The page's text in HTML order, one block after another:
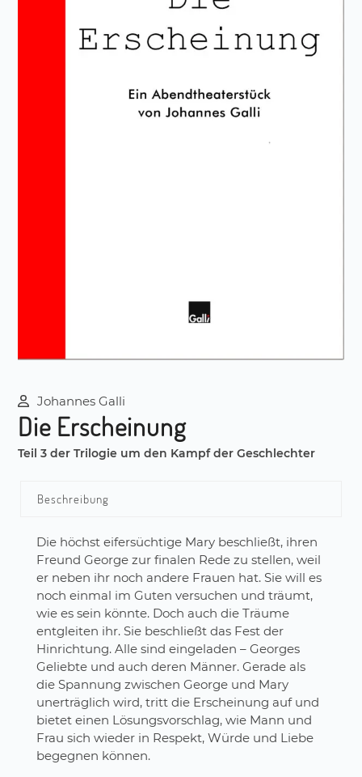
Johannes Galli
Die Erscheinung
Teil 3 der Trilogie um den Kampf der Geschlechter
Beschreibung
Die höchst eifersüchtige Mary beschließt, ihren
Freund George zur finalen Rede zu stellen, weil
er neben ihr noch andere Frauen hat. Sie will es
noch einmal im Guten versuchen und träumt,
wie es sein könnte. Doch auch die Träume
entgleiten ihr. Sie beschließt das Fest der
Hinrichtung. Alle sind eingeladen – Georges
Geliebte und auch deren Männer. Gerade als
die Spannung zwischen George und Mary
unerträglich wird, tritt die Erscheinung auf und
bietet einen Lösungsvorschlag, wie Mann und
Frau sich wieder in Respekt, Würde und Liebe
begegnen können.